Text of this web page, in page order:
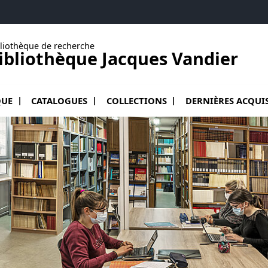
de recherche
Jacques Vandier
CATALOGUES COLLECTIONS DERNIÈRES